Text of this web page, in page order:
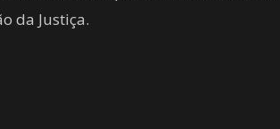
da Justiça.